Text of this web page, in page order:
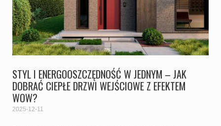
STYL I ENERGOOSZCZĘDNOŚĆ W JEDNYM – JAK
DOBRAĆ CIEPŁE DRZWI WEJŚCIOWE Z EFEKTEM
WOW?
2025-12-11